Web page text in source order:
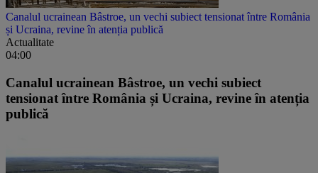
Canalul ucrainean Bâstroe, un vechi subiect tensionat între România
și Ucraina, revine în atenția publică
Actualitate
04:00
Canalul ucrainean Bâstroe, un vechi subiect
tensionat între România și Ucraina, revine în atenția
publică